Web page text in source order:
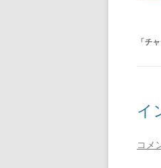
「チ
イ
コメ